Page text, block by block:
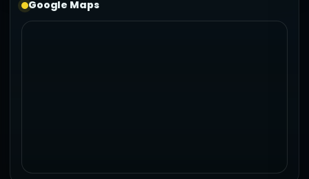
Google Maps